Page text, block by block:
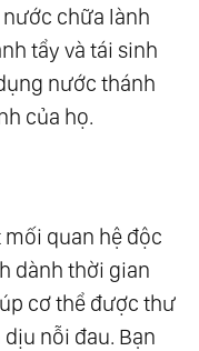
chữa lành
tẩy và tái sinh
nước thánh
của họ.
quan hệ độc
dành thời gian
cơ thể được thư
nỗi đau. Bạn